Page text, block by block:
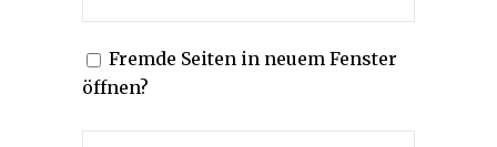
Fremde Seiten in neuem Fenster
öffnen?